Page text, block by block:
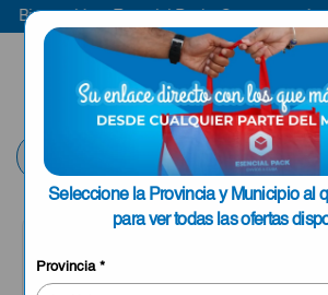
Seleccione la Provincia y Municipio al
para ver todas las ofertas
Provincia*
a Esencial Pack
ENVIAR A
HABANA